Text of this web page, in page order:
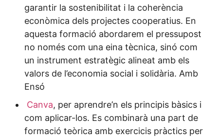
garantir la sostenibilitat i la coherència
econòmica dels projectes cooperatius. En
aquesta formació abordarem el pressupost
no només com una eina tècnica, sinó com
un instrument estratègic alineat amb els
valors de l’economia social i solidària. Amb
Ensó
Canva, per aprendre’n els principis bàsics i
com aplicar-los. Es combinarà una part de
formació teòrica amb exercicis pràctics per